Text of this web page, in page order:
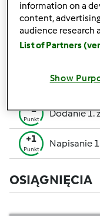
+50
Punktów
Zwycięzca
+10
Utworzenie
Ocenienie 1
+1
Punkt
Dodanie 1.
+1
Punkt
Napisanie
OSIĄGNIĘCIA
information on a
content,
audience research
List of Partners
Show